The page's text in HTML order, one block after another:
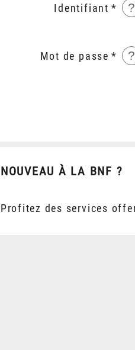
Identifiant ?
Mot de passe ?
NOUVEAU À LA BNF ?
Profitez des services